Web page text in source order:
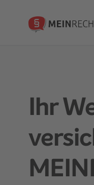
Ihr